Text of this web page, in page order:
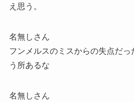
え思う。
名無しさん
フンメルスのミスからの失点だ
う所あるな
名無しさん